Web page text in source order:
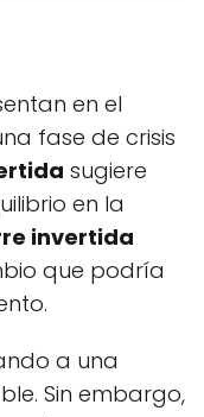
en el
fase de crisis
sugiere
en la
invertida
que podría
a una
Sin embargo,